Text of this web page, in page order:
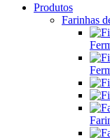
Produtos
Farinhas